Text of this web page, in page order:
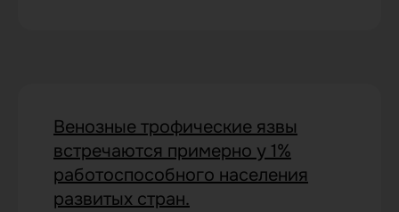
Венозные трофические язвы
встречаются примерно у 1%
работоспособного населения
развитых стран.